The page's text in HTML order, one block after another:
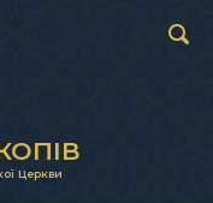
Церкви